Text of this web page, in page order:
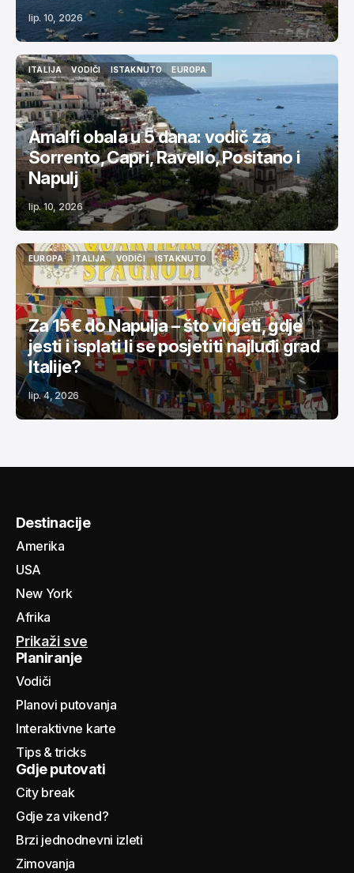
lip. 10, 2026
ITALIJA
ITALIJA
VODIČI
VODIČI
ISTAKNUTO
ISTAKNUTO
EUROPA
EUROPA
Amalfi obala u 5 dana: vodič za
Sorrento, Capri, Ravello, Positano i
Napulj
lip. 10, 2026
EUROPA
EUROPA
ITALIJA
ITALIJA
VODIČI
VODIČI
ISTAKNUTO
ISTAKNUTO
Za 15€ do Napulja – što vidjeti, gdje
jesti i isplati li se posjetiti najluđi grad
Italije?
lip. 4, 2026
Destinacije
Amerika
USA
New York
Afrika
Prikaži sve
Planiranje
Vodiči
Planovi putovanja
Interaktivne karte
Tips & tricks
Gdje putovati
City break
Gdje za vikend?
Brzi jednodnevni izleti
Zimovanja